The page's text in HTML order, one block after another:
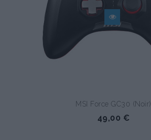
MSI Force GC30 (Noir)
49,00 €